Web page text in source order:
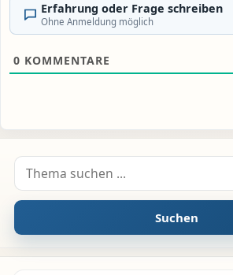
Erfahrung oder Frage schreiben
Ohne Anmeldung möglich
0 KOMMENTARE
Suche nach:
Suchen